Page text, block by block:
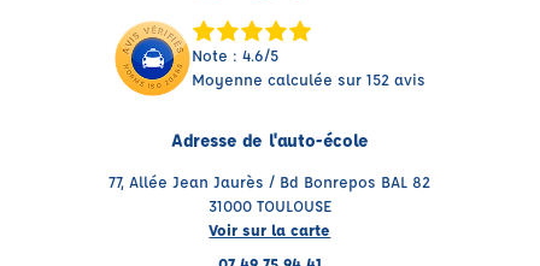
Note : 4.6/5
Moyenne calculée sur 152 avis
Adresse de l'auto-école
77, Allée Jean Jaurès / Bd Bonrepos BAL 82
31000 TOULOUSE
Voir sur la carte